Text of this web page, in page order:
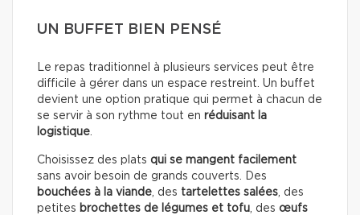
UN BUFFET BIEN PENSÉ
Le repas traditionnel à plusieurs services peut être
difficile à gérer dans un espace restreint. Un buffet
devient une option pratique qui permet à chacun de
se servir à son rythme tout en réduisant la
logistique.
Choisissez des plats qui se mangent facilement
sans avoir besoin de grands couverts. Des
bouchées à la viande, des tartelettes salées, des
petites brochettes de légumes et tofu, des œufs